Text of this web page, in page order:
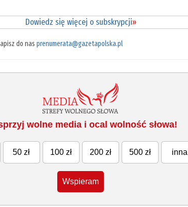
Dowiedz się więcej o subskrypcji»
do nasprenumerata@gazetapolska.pl
wolne media i ocal wolność słowa!
50 zł 100 zł 200 zł 500 zł inna
Wspieram